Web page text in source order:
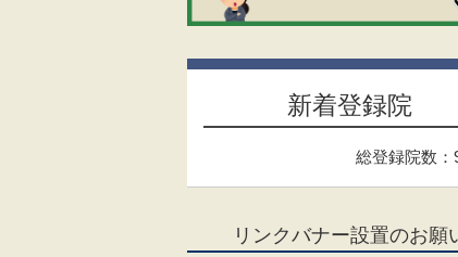
新着登録院
総登録院数：
リンクバナー設置のお願